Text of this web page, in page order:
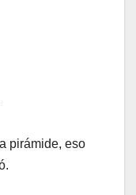
pirámide, eso